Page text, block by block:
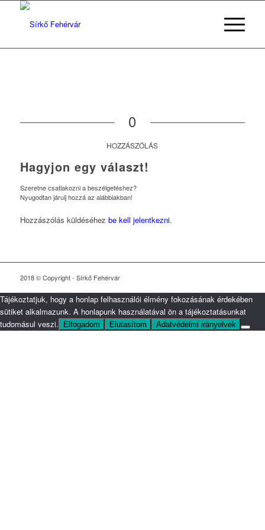
0
HOZZÁSZÓLÁS
Hagyjon egy választ!
Szeretne csatlakozni a beszélgetéshez?
Nyugodtan járulj hozzá az alábbiakban!
Hozzászólás küldéséhez be kell jelentkezni.
2018 © Copyright - Sírkő Fehérvár
Tájékoztatjuk, hogy a honlap felhasználói élmény fokozásának érdekében
sütiket alkalmazunk. A honlapunk használatával ön a tájékoztatásunkat
tudomásul veszi.
Elfogadom Elutasítom Adatvédelmi irányelvek